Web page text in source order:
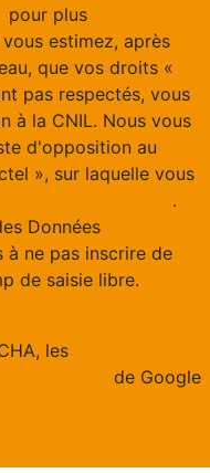
pour plus
estimez, après
que vos droits «
pas respectés, vous
à la CNIL. Nous vous
d'opposition au
», sur laquelle vous
.
Données
à ne pas inscrire de
de saisie libre.
les
de Google